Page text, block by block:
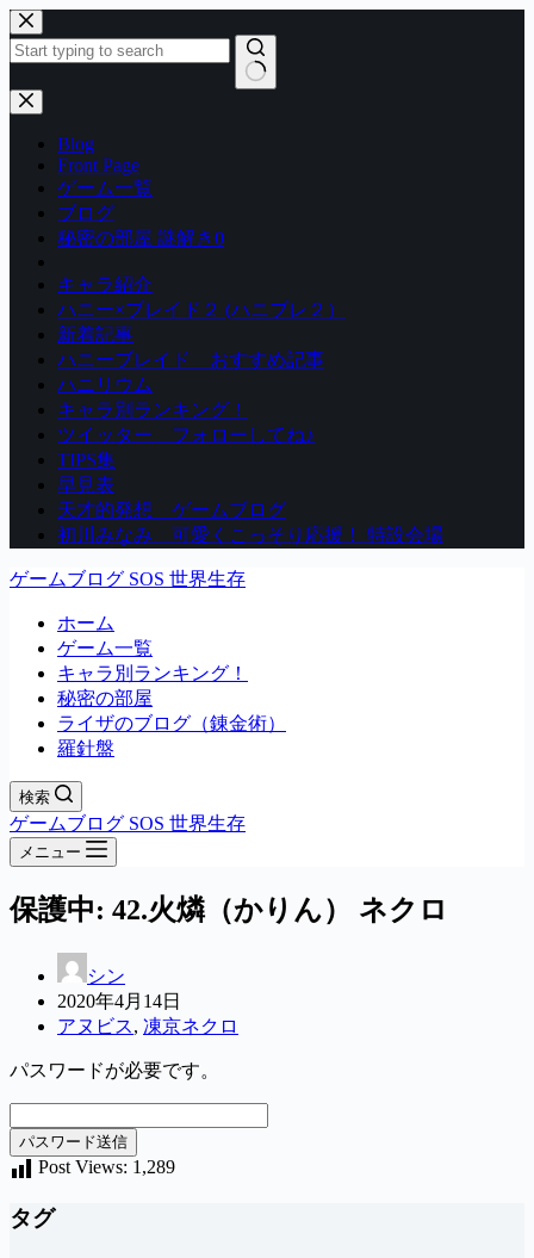
コ
ン
テ
ン
ツ
結
Blog
Front Page
ゲーム一覧
ブログ
秘密の部屋 謎解き0
キャラ紹介
ハニー×ブレイド２ (ハニブレ２）
新着記事
ハニーブレイド おすすめ記事
ハニリウム
キャラ別ランキング！
ツイッター フォローしてね♪
TIPS集
早見表
天才的発想 ゲームブログ
初川みなみ 可愛くこっそり応援！ 特設会場
ゲームブログ SOS 世界生存
ホーム
ゲーム一覧
キャラ別ランキング！
秘密の部屋
ライザのブログ（錬金術）
羅針盤
検索
ゲームブログ SOS 世界生存
メニュー
保護中: 42.火燐（かりん） ネクロ
シン
2020年4月14日
アヌビス, 凍京ネクロ
パスワードが必要です。
Post Views: 1,289
タグ